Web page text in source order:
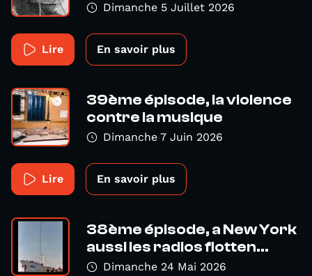
Dimanche 5 Juillet 2026
Lire En savoir plus
39ème épisode, la violence
contre la musique
Dimanche 7 Juin 2026
Lire En savoir plus
38ème épisode, a New York
aussi les radios flotten...
Dimanche 24 Mai 2026